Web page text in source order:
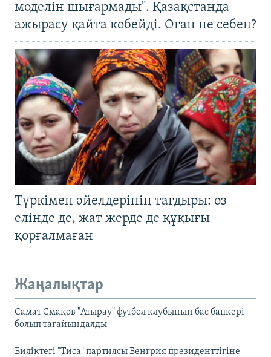
моделін шығармады". Қазақстанда
ажырасу қайта көбейді. Оған не себеп?
Түркімен әйелдерінің тағдыры: өз
елінде де, жат жерде де құқығы
қорғалмаған
Жаңалықтар
Самат Смақов "Атырау" футбол клубының бас бапкері
болып тағайындалды
Биліктегі "Тиса" партиясы Венгрия президенттігіне